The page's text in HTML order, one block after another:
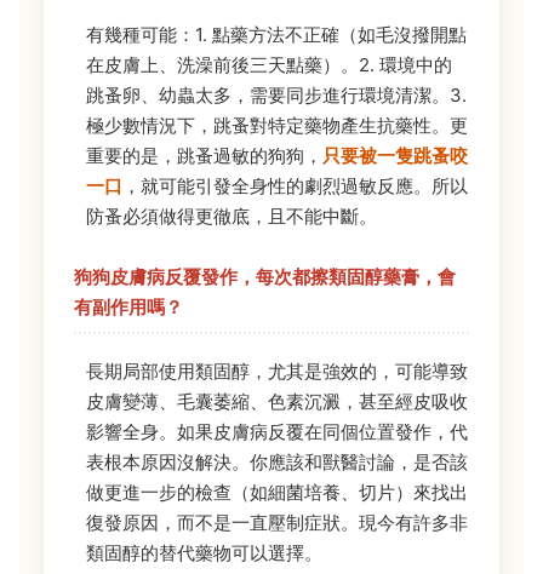
有幾種可能：1. 點藥方法不正確（如毛沒撥開點
在皮膚上、洗澡前後三天點藥）。2. 環境中的
跳蚤卵、幼蟲太多，需要同步進行環境清潔。3.
極少數情況下，跳蚤對特定藥物產生抗藥性。更
重要的是，跳蚤過敏的狗狗， 只要被一隻跳蚤咬
一口 ，就可能引發全身性的劇烈過敏反應。所以
防蚤必須做得更徹底，且不能中斷。
狗狗皮膚病反覆發作，每次都擦類固醇藥膏，會
有副作用嗎？
長期局部使用類固醇，尤其是強效的，可能導致
皮膚變薄、毛囊萎縮、色素沉澱，甚至經皮吸收
影響全身。如果皮膚病反覆在同個位置發作，代
表根本原因沒解決。你應該和獸醫討論，是否該
做更進一步的檢查（如細菌培養、切片）來找出
復發原因，而不是一直壓制症狀。現今有許多非
類固醇的替代藥物可以選擇。